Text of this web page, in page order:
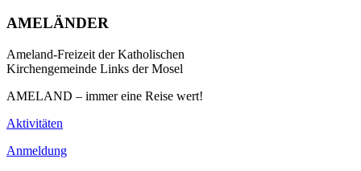
AMELÄNDER
Ameland-Freizeit der Katholischen
Kirchengemeinde Links der Mosel
AMELAND – immer eine Reise wert!
Aktivitäten
Anmeldung